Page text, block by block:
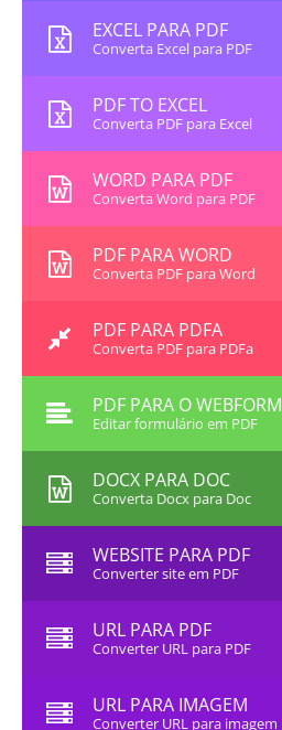
EXCEL PARA PDF
Converta Excel para PDF
PDF TO EXCEL
Converta PDF para Excel
WORD PARA PDF
Converta Word para PDF
PDF PARA WORD
Converta PDF para Word
PDF PARA PDFA
Converta PDF para PDFa
PDF PARA O WEBFORM
Editar formulário em PDF
DOCX PARA DOC
Converta Docx para Doc
WEBSITE PARA PDF
Converter site em PDF
URL PARA PDF
Converter URL para PDF
URL PARA IMAGEM
Converter URL para imagem